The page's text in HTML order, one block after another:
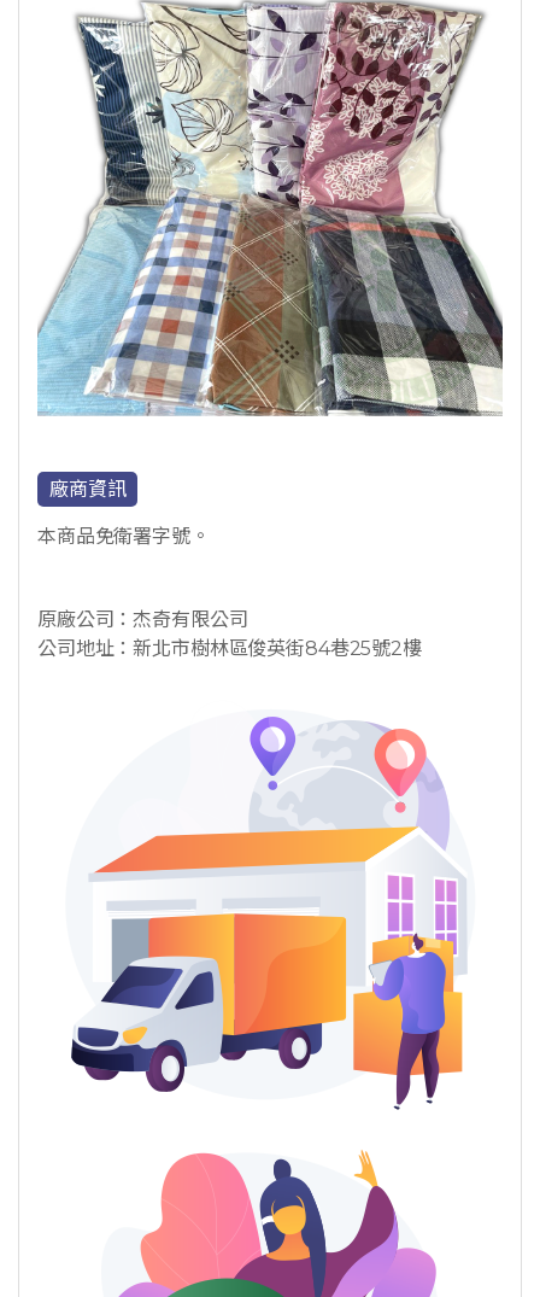
廠商資訊
本商品免衛署字號。
原廠公司：杰奇有限公司
公司地址：新北市樹林區俊英街84巷25號2樓